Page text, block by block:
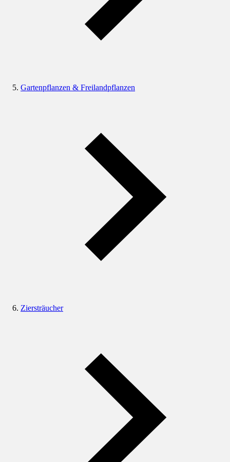
Gartenpflanzen & Freilandpflanzen
Ziersträucher